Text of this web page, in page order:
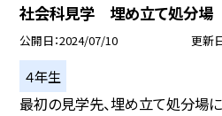
社会科見学 埋め立て処分場
公開日 2024/07/10 更新
４年生
最初の見学先、埋め立て処分場